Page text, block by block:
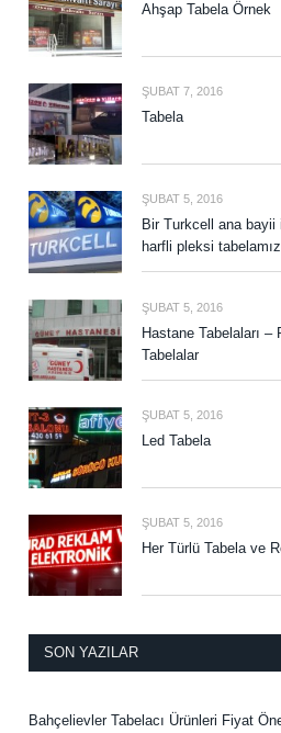
Ahşap Tabela Örnek
ŞUBAT 7, 2016
Tabela
ŞUBAT 5, 2016
Bir Turkcell ana bayii
harfli pleksi
ŞUBAT 5, 2016
Hastane Tabelaları
Tabelalar
ŞUBAT 5, 2016
Led Tabela
ŞUBAT 5, 2016
Her Türlü Tabela ve
SON YAZILAR
Bahçelievler Tabelacı Ürünleri Fiyat